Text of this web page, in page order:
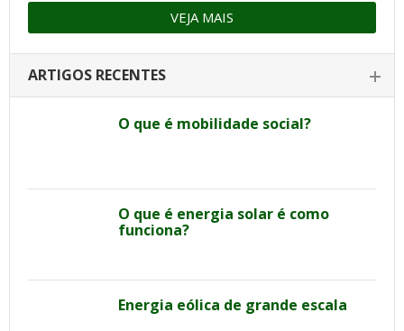
VEJA MAIS
ARTIGOS RECENTES
O que é mobilidade social?
O que é energia solar é como
funciona?
Energia eólica de grande escala